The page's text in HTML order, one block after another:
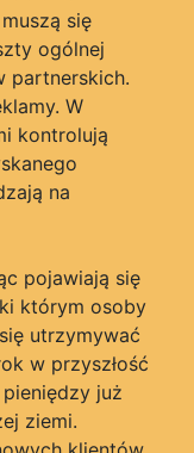
się
ogólnej
partnerskich.
W
kontrolują
na
pojawiają się
którym osoby
utrzymywać
w przyszłość
już
ziemi.